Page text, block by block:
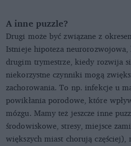
A inne puzzle?
Drugi może być związane z
Istnieje hipoteza
drugim trymestrze, kiedy rozwija
niekorzystne czynniki mogą
zachorowania. To np. infekcje u
powikłania porodowe, które
mózgu. Mamy też jeszcze inne
środowiskowe, stresy, miejsce
większych miast chorują częściej),